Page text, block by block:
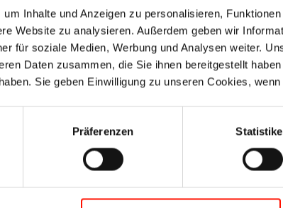
Inhalte und Anzeigen zu personalisieren,
Website zu analysieren. Außerdem geben wir
für soziale Medien, Werbung und Analysen weiter.
Daten zusammen, die Sie ihnen bereitgestellt
Sie geben Einwilligung zu unseren Cookies,
Präferenzen
licence
Volume licence
MORE INFORMATION MORE